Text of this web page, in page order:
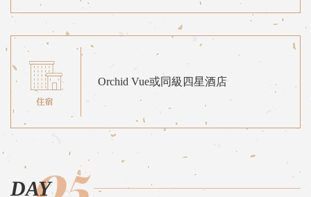
Orchid Vue或同級四星酒店
DAY05